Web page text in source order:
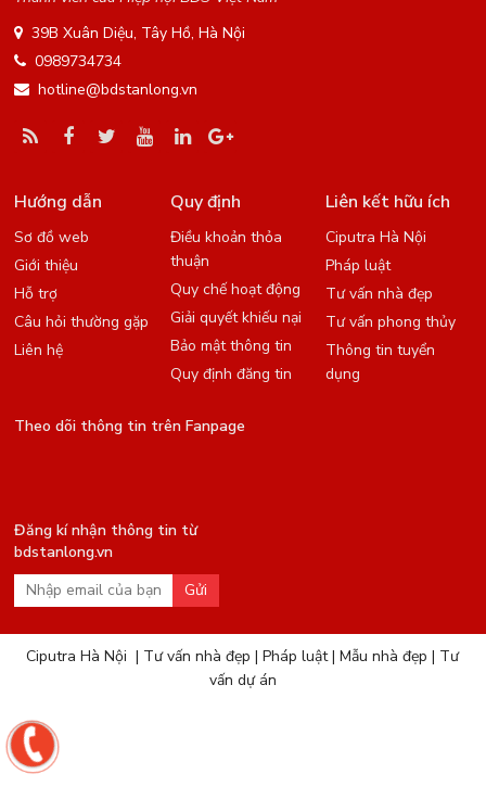
39B Xuân Diệu, Tây Hồ, Hà Nội
0989734734
hotline@bdstanlong.vn
Hướng dẫn
Sơ đồ web
Giới thiệu
Hỗ trợ
Câu hỏi thường gặp
Liên hệ
Quy định
Điều khoản thỏa
thuận
Quy chế hoạt động
Giải quyết khiếu nại
Bảo mật thông tin
Quy định đăng tin
Liên kết hữu ích
Ciputra Hà Nội
Pháp luật
Tư vấn nhà đẹp
Tư vấn phong thủy
Thông tin tuyển
dụng
Theo dõi thông tin trên Fanpage
Đăng kí nhận thông tin từ
bdstanlong.vn
Gửi
Ciputra Hà Nội | Tư vấn nhà đẹp |Pháp luật|Mẫu nhà đẹp | Tư
vấn dự án